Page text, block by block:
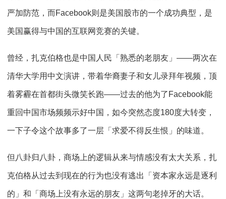
严加防范，而Facebook则是美国股市的一个成功典型，是
美国赢得与中国的互联网竞赛的关键。
曾经，扎克伯格也是中国人民「熟悉的老朋友」——两次在
清华大学用中文演讲，带着华裔妻子和女儿录拜年视频，顶
着雾霾在首都街头微笑长跑——过去的他为了Facebook能
重回中国市场频频示好中国，如今突然态度180度大转变，
一下子令这个故事多了一层「求爱不得反生恨」的味道。
但八卦归八卦，商场上的逻辑从来与情感没有太大关系，扎
克伯格从过去到现在的行为也没有逃出「资本家永远是逐利
的」和「商场上没有永远的朋友」这两句老掉牙的大话。